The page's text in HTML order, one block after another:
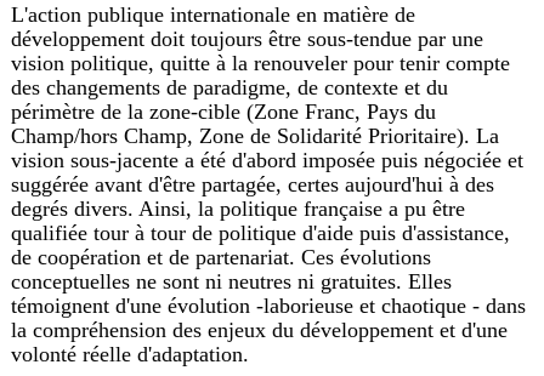
L'action publique internationale en matière de
développement doit toujours être sous-tendue par une
vision politique, quitte à la renouveler pour tenir compte
des changements de paradigme, de contexte et du
périmètre de la zone-cible (Zone Franc, Pays du
Champ/hors Champ, Zone de Solidarité Prioritaire). La
vision sous-jacente a été d'abord imposée puis négociée et
suggérée avant d'être partagée, certes aujourd'hui à des
degrés divers. Ainsi, la politique française a pu être
qualifiée tour à tour de politique d'aide puis d'assistance,
de coopération et de partenariat. Ces évolutions
conceptuelles ne sont ni neutres ni gratuites. Elles
témoignent d'une évolution -laborieuse et chaotique - dans
la compréhension des enjeux du développement et d'une
volonté réelle d'adaptation.